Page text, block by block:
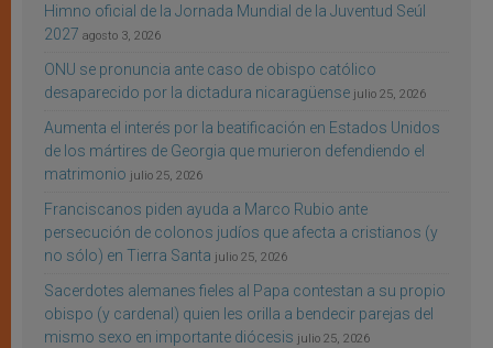
Himno oficial de la Jornada Mundial de la Juventud Seúl
2027 agosto 3, 2026
ONU se pronuncia ante caso de obispo católico
desaparecido por la dictadura nicaragüense julio 25, 2026
Aumenta el interés por la beatificación en Estados Unidos
de los mártires de Georgia que murieron defendiendo el
matrimonio julio 25, 2026
Franciscanos piden ayuda a Marco Rubio ante
persecución de colonos judíos que afecta a cristianos (y
no sólo) en Tierra Santa julio 25, 2026
Sacerdotes alemanes fieles al Papa contestan a su propio
obispo (y cardenal) quien les orilla a bendecir parejas del
mismo sexo en importante diócesis julio 25, 2026